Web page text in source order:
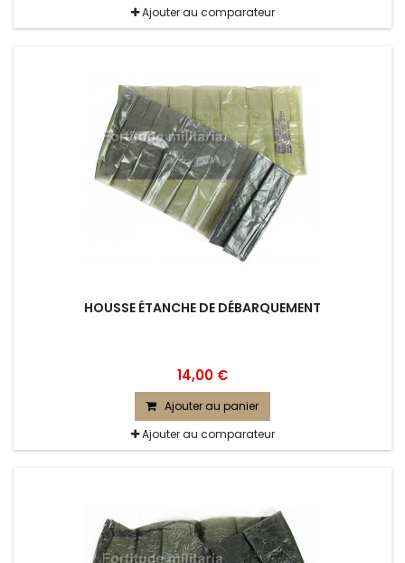
Ajouter au comparateur
HOUSSE ÉTANCHE DE DÉBARQUEMENT
14,00 €
Ajouter au panier
Ajouter au comparateur